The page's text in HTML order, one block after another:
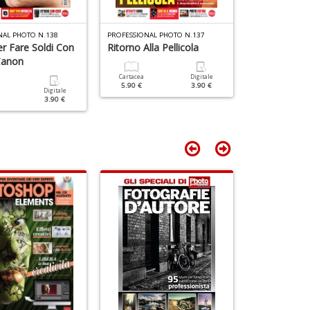
PHOTO N.138
Fare Soldi Con
Digitale
3.90 €
PROFESSIONAL PHOTO N.137
Ritorno Alla Pellicola
Cartacea
5.90 €
Digitale
3.90 €